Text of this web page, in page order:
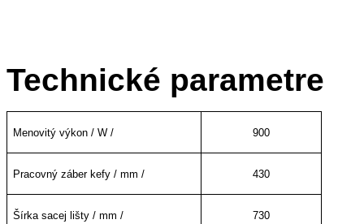
Technické parametre
Menovitý výkon / W / 900
Pracovný záber kefy / mm / 430
Šírka sacej lišty / mm / 730